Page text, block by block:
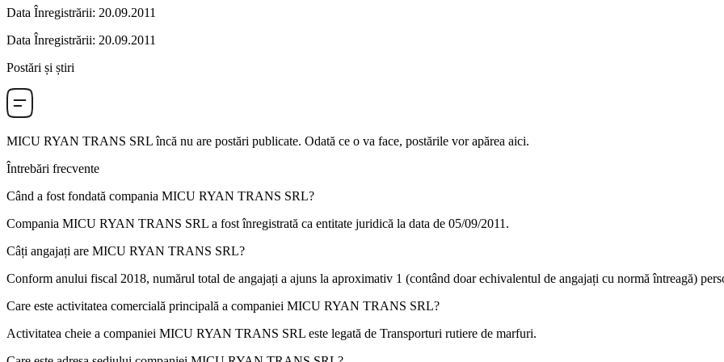
Data Înregistrării: 20.09.2011
Data Înregistrării: 20.09.2011
Postări și știri
MICU RYAN TRANS SRLîncă nu are postări publicate. Odată ce o va face, postările vor apărea aici.
Întrebări frecvente
Când a fost fondată compania MICU RYAN TRANS SRL?
Compania MICU RYAN TRANS SRL a fost înregistrată ca entitate juridică la data de 05/09/2011 .
Câți angajați are MICU RYAN TRANS SRL?
Conform anului fiscal 2018, numărul total de angajați a ajuns la aproximativ 1 (contând doar echivalentul de angajați cu normă întreagă)
Care este activitatea comercială principală a companiei MICU RYAN TRANS SRL?
Activitatea cheie a companiei MICU RYAN TRANS SRL este legată de Transporturi rutiere de marfuri.